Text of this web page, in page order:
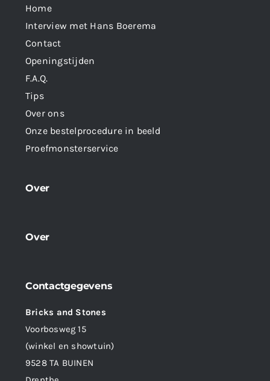
Home
Interview met Hans Boerema
Contact
Openingstijden
F.A.Q.
Tips
Over ons
Onze bestelprocedure in beeld
Proefmonsterservice
Over
Over
Contactgegevens
Bricks and Stones
Voorbosweg 15
(winkel en showtuin)
9528 TA BUINEN